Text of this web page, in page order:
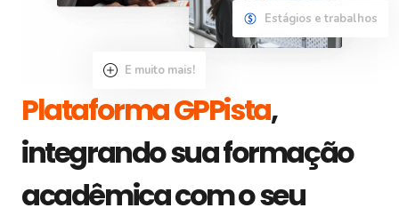
Plataforma GPPista,
integrando sua formação
acadêmica com o seu
Estágios e trabalhos
E muito mais!